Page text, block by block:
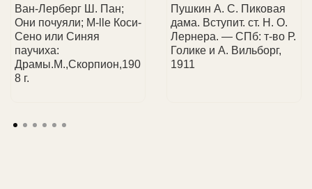
Ван-Лерберг Ш. Пан;
Они почуяли; M-lle Коси-
Сено или Синяя
паучиха:
Драмы.М.,Скорпион,190
8 г.
Пушкин А. С. Пиковая
дама. Вступит. ст. Н. О.
Лернера. — СПб: т-во Р.
Голике и А. Вильборг,
1911